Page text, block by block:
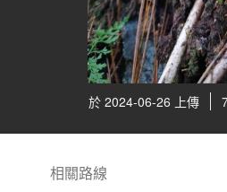
於 2024-06-26 上傳
相關路線